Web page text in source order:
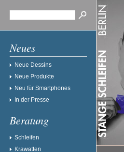
Neues
Neue Dessins
Neue Produkte
Neu für Smartphones
In der Presse
Beratung
Schleifen
Krawatten